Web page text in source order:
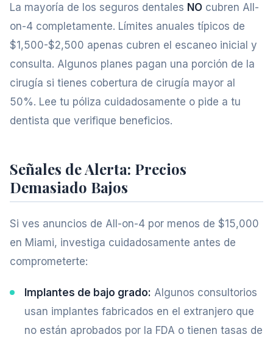
La mayoría de los seguros dentales NO cubren All-
on-4 completamente. Límites anuales típicos de
$1,500-$2,500 apenas cubren el escaneo inicial y
consulta. Algunos planes pagan una porción de la
cirugía si tienes cobertura de cirugía mayor al
50%. Lee tu póliza cuidadosamente o pide a tu
dentista que verifique beneficios.
Señales de Alerta: Precios
Demasiado Bajos
Si ves anuncios de All-on-4 por menos de $15,000
en Miami, investiga cuidadosamente antes de
comprometerte:
Implantes de bajo grado: Algunos consultorios
usan implantes fabricados en el extranjero que
no están aprobados por la FDA o tienen tasas de